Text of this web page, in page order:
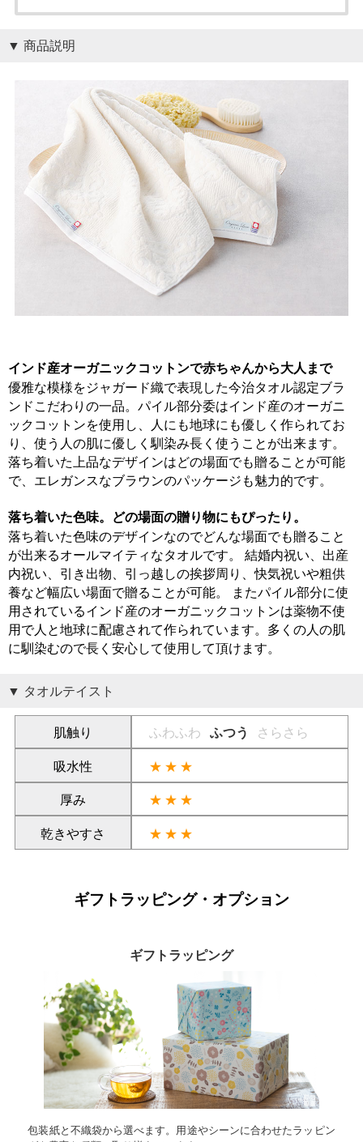
商品説明
インド産オーガニックコットンで赤ちゃんから大人まで
優雅な模様をジャガード織で表現した今治タオル認定ブラ
ンドこだわりの一品。パイル部分委はインド産のオーガニ
ックコットンを使用し、人にも地球にも優しく作られてお
り、使う人の肌に優しく馴染み長く使うことが出来ます。
落ち着いた上品なデザインはどの場面でも贈ることが可能
で、エレガンスなブラウンのパッケージも魅力的です。
落ち着いた色味。どの場面の贈り物にもぴったり。
落ち着いた色味のデザインなのでどんな場面でも贈ること
が出来るオールマイティなタオルです。 結婚内祝い、出産
内祝い、引き出物、引っ越しの挨拶周り、快気祝いや粗供
養など幅広い場面で贈ることが可能。 またパイル部分に使
用されているインド産のオーガニックコットンは薬物不使
用で人と地球に配慮されて作られています。多くの人の肌
に馴染むので長く安心して使用して頂けます。
タオルテイスト
肌触り ふわふわ ふつう
さらさら
吸水性
★★★
厚み
★★★
乾きやすさ
★★★
ギフトラッピング・オプション
ギフトラッピング
包装紙と不織袋から選べます。用途やシーンに合わせたラッピン